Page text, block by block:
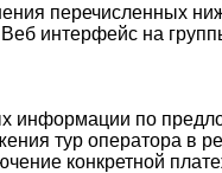
перечисленных
интерфейс на
информации по
тур оператора в
конкретной